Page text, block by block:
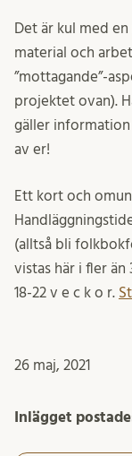
Det är kul med
material och
”mottagande”-
projektet ovan).
gäller
av er!
Ett kort och
(alltså bli
vistas här i fler än
18-22 v e c k o r.
26 maj, 2021
Inlägget